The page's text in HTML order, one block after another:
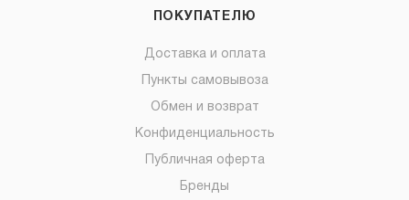
ПОКУПАТЕЛЮ
Доставка и оплата
Пункты самовывоза
Обмен и возврат
Конфиденциальность
Публичная оферта
Бренды